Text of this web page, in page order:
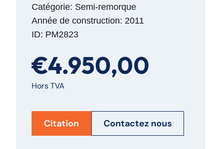
Catégorie: Semi-remorque
Année de construction: 2011
ID: PM2823
€4.950,00
Hors TVA
Citation Contactez nous